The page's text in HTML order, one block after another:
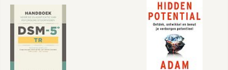
haar twee zoons.
‘Dit boek helpt je je veilig te voelen in je lichaam, zodat je het
leven kunt omarmen.’ Dr. Nicole LePera
‘Essentiële tools om het tempo van het moderne leven tegen
te gaan.’ Sienna Miller